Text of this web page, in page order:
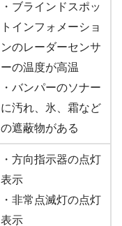
・ブラインドスポッ
トインフォメーショ
ンのレーダーセンサ
ーの温度が高温
・バンパーのソナー
に汚れ、氷、霜など
の遮蔽物がある
・方向指示器の点灯
表示
・非常点滅灯の点灯
表示